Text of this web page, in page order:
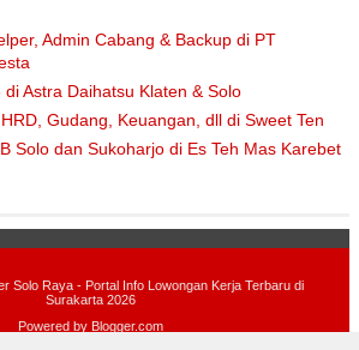
Admin Cabang & Backup di PT
Astra Daihatsu Klaten & Solo
Gudang, Keuangan, dll di Sweet Ten
Solo dan Sukoharjo di Es Teh Mas Karebet
Solo Raya - Portal Info Lowongan Kerja Terbaru di
Surakarta 2026
Powered by Blogger.com